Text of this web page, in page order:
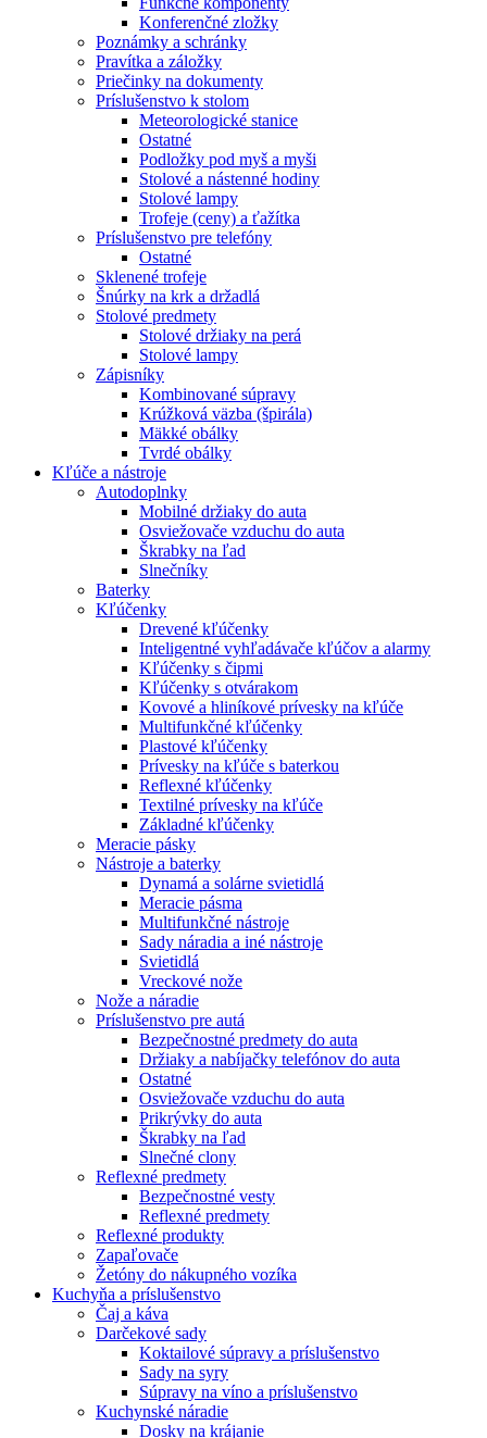
Konferenčné zložky
Poznámky a schránky
Pravítka a záložky
Priečinky na dokumenty
Príslušenstvo k stolom
Meteorologické stanice
Ostatné
Podložky pod myš a myši
Stolové a nástenné hodiny
Stolové lampy
Trofeje (ceny) a ťažítka
Príslušenstvo pre telefóny
Ostatné
Sklenené trofeje
Šnúrky na krk a držadlá
Stolové predmety
Stolové držiaky na perá
Stolové lampy
Zápisníky
Kombinované súpravy
Krúžková väzba (špirála)
Mäkké obálky
Tvrdé obálky
Kľúče a nástroje
Autodoplnky
Mobilné držiaky do auta
Osviežovače vzduchu do auta
Škrabky na ľad
Slnečníky
Baterky
Kľúčenky
Drevené kľúčenky
Inteligentné vyhľadávače kľúčov a alarmy
Kľúčenky s čipmi
Kľúčenky s otvárakom
Kovové a hliníkové prívesky na kľúče
Multifunkčné kľúčenky
Plastové kľúčenky
Prívesky na kľúče s baterkou
Reflexné kľúčenky
Textilné prívesky na kľúče
Základné kľúčenky
Meracie pásky
Nástroje a baterky
Dynamá a solárne svietidlá
Meracie pásma
Multifunkčné nástroje
Sady náradia a iné nástroje
Svietidlá
Vreckové nože
Nože a náradie
Príslušenstvo pre autá
Bezpečnostné predmety do auta
Držiaky a nabíjačky telefónov do auta
Ostatné
Osviežovače vzduchu do auta
Prikrývky do auta
Škrabky na ľad
Slnečné clony
Reflexné predmety
Bezpečnostné vesty
Reflexné predmety
Reflexné produkty
Zapaľovače
Žetóny do nákupného vozíka
Kuchyňa a príslušenstvo
Čaj a káva
Darčekové sady
Koktailové súpravy a príslušenstvo
Sady na syry
Súpravy na víno a príslušenstvo
Kuchynské náradie
Dosky na krájanie